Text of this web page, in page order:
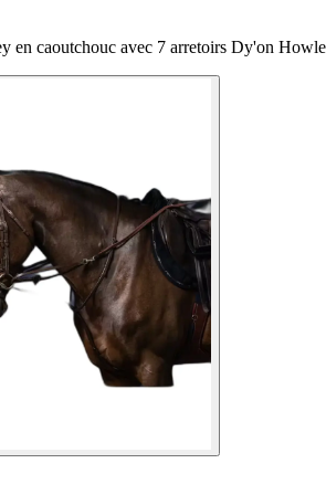
en caoutchouc avec 7 arretoirs Dy'on